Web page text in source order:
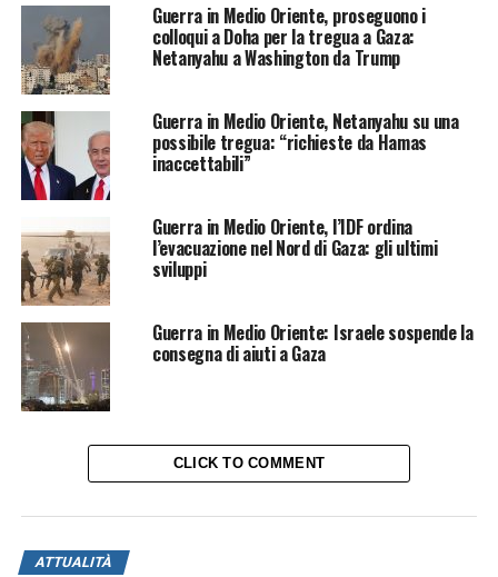
Guerra in Medio Oriente, proseguono i
colloqui a Doha per la tregua a Gaza:
Netanyahu a Washington da Trump
Guerra in Medio Oriente, Netanyahu su una
possibile tregua: “richieste da Hamas
inaccettabili”
Guerra in Medio Oriente, l’IDF ordina
l’evacuazione nel Nord di Gaza: gli ultimi
sviluppi
Guerra in Medio Oriente: Israele sospende la
consegna di aiuti a Gaza
CLICK TO COMMENT
ATTUALITÀ